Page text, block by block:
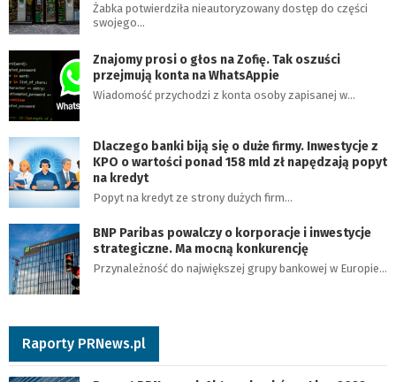
Żabka potwierdziła nieautoryzowany dostęp do części
swojego…
Znajomy prosi o głos na Zofię. Tak oszuści
przejmują konta na WhatsAppie
Wiadomość przychodzi z konta osoby zapisanej w…
Dlaczego banki biją się o duże firmy. Inwestycje z
KPO o wartości ponad 158 mld zł napędzają popyt
na kredyt
Popyt na kredyt ze strony dużych firm…
BNP Paribas powalczy o korporacje i inwestycje
strategiczne. Ma mocną konkurencję
Przynależność do największej grupy bankowej w Europie…
Raporty PRNews.pl